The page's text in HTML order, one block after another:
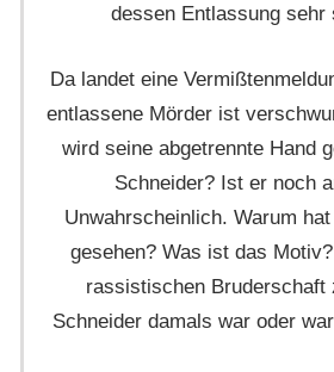
dessen Entlassung sehr
Da landet eine
entlassene Mörder ist
wird seine abgetrennte Hand
Schneider? Ist er noch
Unwahrscheinlich. Warum
gesehen? Was ist das
rassistischen Bruderschaft
Schneider damals war oder